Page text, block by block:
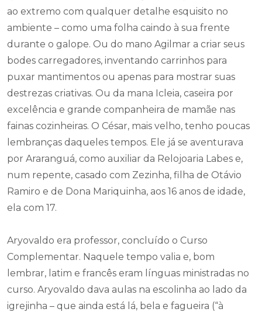
ao extremo com qualquer detalhe esquisito no
ambiente – como uma folha caindo à sua frente
durante o galope. Ou do mano Agilmar a criar seus
bodes carregadores, inventando carrinhos para
puxar mantimentos ou apenas para mostrar suas
destrezas criativas. Ou da mana Icleia, caseira por
excelência e grande companheira de mamãe nas
fainas cozinheiras. O César, mais velho, tenho poucas
lembranças daqueles tempos. Ele já se aventurava
por Araranguá, como auxiliar da Relojoaria Labes e,
num repente, casado com Zezinha, filha de Otávio
Ramiro e de Dona Mariquinha, aos 16 anos de idade,
ela com 17.
Aryovaldo era professor, concluído o Curso
Complementar. Naquele tempo valia e, bom
lembrar, latim e francês eram línguas ministradas no
curso. Aryovaldo dava aulas na escolinha ao lado da
igrejinha – que ainda está lá, bela e fagueira (“à